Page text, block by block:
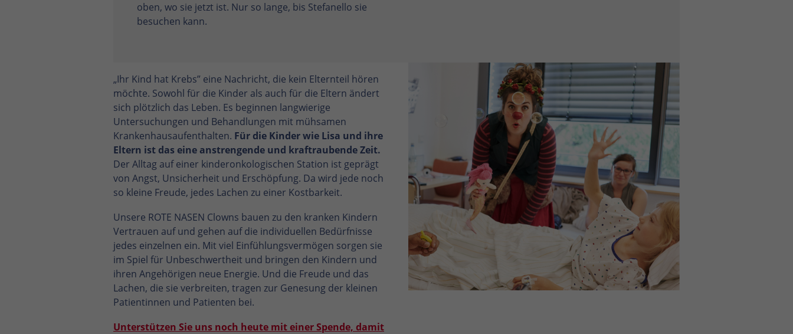
oben, wo sie jetzt ist. Nur so lange, bis Stefanello sie
besuchen kann.
„Ihr Kind hat Krebs” eine Nachricht, die kein Elternteil hören
möchte. Sowohl für die Kinder als auch für die Eltern ändert
sich plötzlich das Leben. Es beginnen langwierige
Untersuchungen und Behandlungen mit mühsamen
Krankenhausaufenthalten. Für die Kinder wie Lisa und ihre
Eltern ist das eine anstrengende und kraftraubende Zeit.
Der Alltag auf einer kinderonkologischen Station ist geprägt
von Angst, Unsicherheit und Erschöpfung. Da wird jede noch
so kleine Freude, jedes Lachen zu einer Kostbarkeit.
Unsere ROTE NASEN Clowns bauen zu den kranken Kindern
Vertrauen auf und gehen auf die individuellen Bedürfnisse
jedes einzelnen ein. Mit viel Einfühlungsvermögen sorgen sie
im Spiel für Unbeschwertheit und bringen den Kindern und
ihren Angehörigen neue Energie. Und die Freude und das
Lachen, die sie verbreiten, tragen zur Genesung der kleinen
Patientinnen und Patienten bei.
Unterstützen Sie uns noch heute mit einer Spende, damit